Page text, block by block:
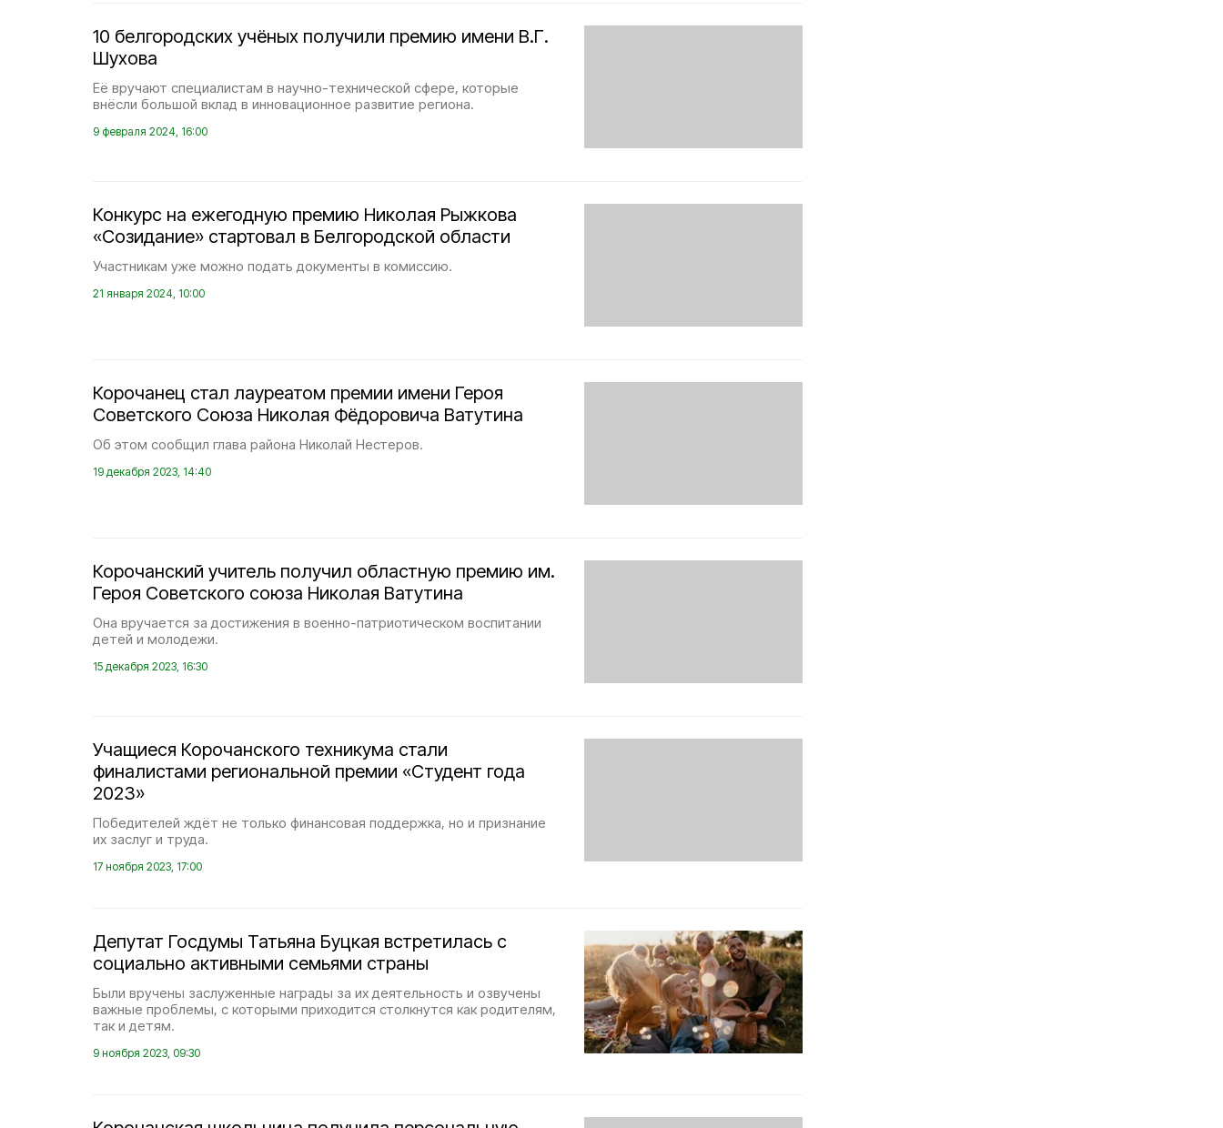
10 белгородских учёных получили премию имени В.Г.
Шухова
Её вручают специалистам в научно-технической сфере, которые
внёсли большой вклад в инновационное развитие региона.
9 февраля 2024, 16:00
Конкурс на ежегодную премию Николая Рыжкова
«Созидание» стартовал в Белгородской области
Участникам уже можно подать документы в комиссию.
21 января 2024, 10:00
Корочанец стал лауреатом премии имени Героя
Советского Союза Николая Фёдоровича Ватутина
Об этом сообщил глава района Николай Нестеров.
19 декабря 2023, 14:40
Корочанский учитель получил областную премию им.
Героя Советского союза Николая Ватутина
Она вручается за достижения в военно-патриотическом воспитании
детей и молодежи.
15 декабря 2023, 16:30
Учащиеся Корочанского техникума стали
финалистами региональной премии «Студент года
2023»
Победителей ждёт не только финансовая поддержка, но и признание
их заслуг и труда.
17 ноября 2023, 17:00
Депутат Госдумы Татьяна Буцкая встретилась с
социально активными семьями страны
Были вручены заслуженные награды за их деятельность и озвучены
важные проблемы, с которыми приходится столкнутся как родителям,
так и детям.
9 ноября 2023, 09:30